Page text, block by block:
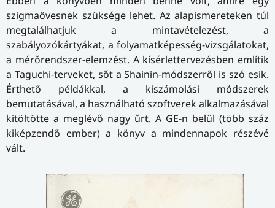
szigmaövesnek szüksége lehet. Az alapismereteken túl
megtalálhatjuk a minta­vé­te­le­zést, a
szabályozókártyákat, a folyamatképesség-vizsgálatokat,
a mérőrendszer-elemzést. A kísérlettervezésben említik
a Taguchi-terveket, sőt a Shainin-módszerről is szó esik.
Érthető példákkal, a kiszámolási módszerek
bemutatásával, a használható szoftverek alkalmazásával
kitöltötte a meglévő nagy űrt. A GE-n belül (több száz
kiképzendő ember) a könyv a mindennapok részévé
vált.